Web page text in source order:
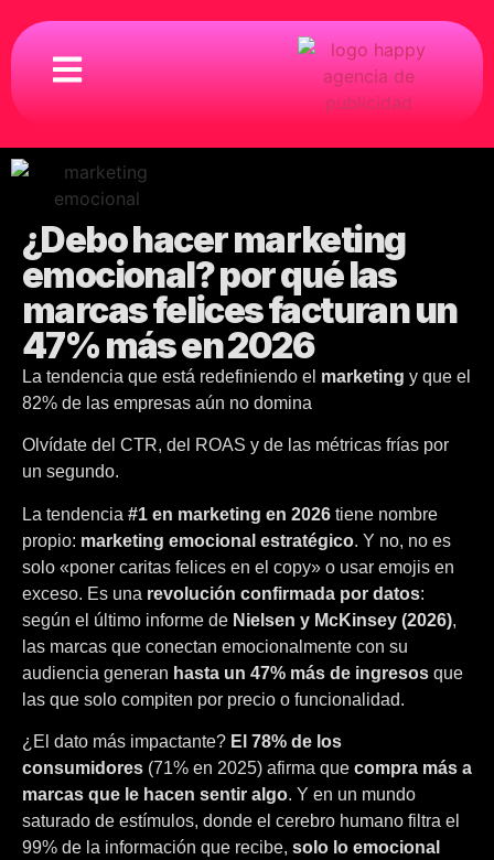
¿Debo hacer marketing
emocional? por qué las
marcas felices facturan un
47% más en 2026
La tendencia que está redefiniendo el marketing y que el
82% de las empresas aún no domina
Olvídate del CTR, del ROAS y de las métricas frías por
un segundo.
La tendencia #1 en marketing en 2026 tiene nombre
propio: marketing emocional estratégico. Y no, no es
solo «poner caritas felices en el copy» o usar emojis en
exceso. Es una revolución confirmada por datos:
según el último informe de Nielsen y McKinsey (2026),
las marcas que conectan emocionalmente con su
audiencia generan hasta un 47% más de ingresos que
las que solo compiten por precio o funcionalidad.
¿El dato más impactante? El 78% de los
consumidores (71% en 2025) afirma que compra más a
marcas que le hacen sentir algo. Y en un mundo
saturado de estímulos, donde el cerebro humano filtra el
99% de la información que recibe, solo lo emocional